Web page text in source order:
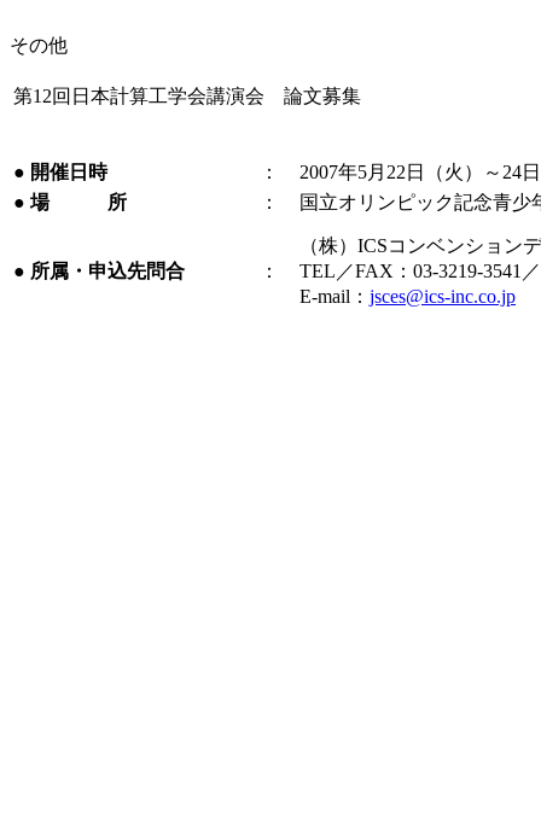
その他
第12回日本計算工学会講演会 論文募集
● 開催日時 ：
2007年5月22日（火）～24
● 場 所 ： 国立オリンピック記念青
● 所属・申込先問合 ：
（株）ICSコンベンショ
TEL／FAX：03-3219-3541
E-mail： jsces@ics-inc.co.jp